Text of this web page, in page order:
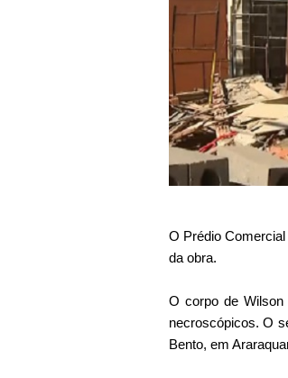
O Prédio
da obra.
O corpo de Wilson
necroscópicos. O
Bento, em